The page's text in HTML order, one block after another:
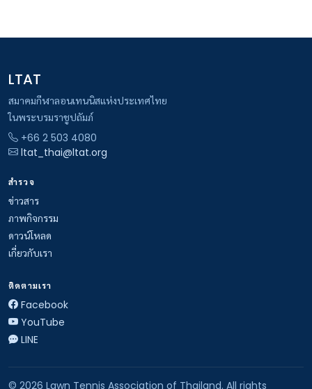
LTAT
สมาคมกีฬาลอนเทนนิสแห่งประเทศไทย
ในพระบรมราชูปถัมภ์
+66 2 503 4080
ltat_thai@ltat.org
สำรวจ
ข่าวสาร
ภาพกิจกรรม
ดาวน์โหลด
เกี่ยวกับเรา
ติดตามเรา
Facebook
YouTube
LINE
© 2026 Lawn Tennis Association of Thailand. All rights